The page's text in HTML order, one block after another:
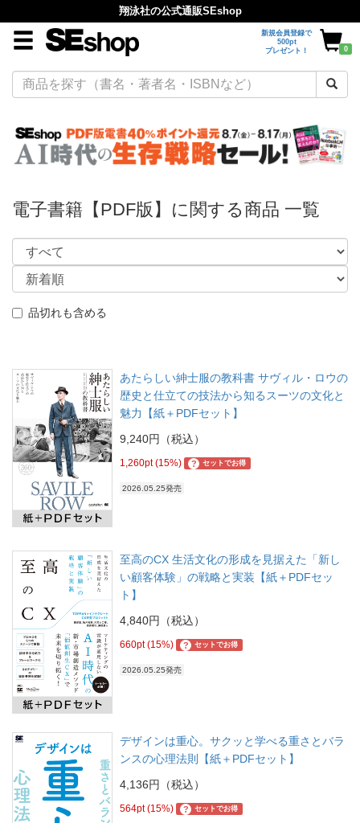
翔泳社の公式通販SEshop
新規会員登録で
500pt
プレゼント！
0
電子書籍【PDF版】に関する商品 一覧
品切れも含める
あたらしい紳士服の教科書 サヴィル・ロウの
歴史と仕立ての技法から知るスーツの文化と
魅力【紙＋PDFセット】
9,240円（税込）
1,260pt (15%) ? セットでお得
2026.05.25発売
至高のCX 生活文化の形成を見据えた「新し
い顧客体験」の戦略と実装【紙＋PDFセッ
ト】
4,840円（税込）
660pt (15%) ? セットでお得
2026.05.25発売
デザインは重心。サクッと学べる重さとバラ
ンスの心理法則【紙＋PDFセット】
4,136円（税込）
564pt (15%) ? セットでお得